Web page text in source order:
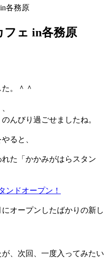
各務原
フェ in各務原
。＾＾
んびり過ごせましたね。
ると、
た「かかみがはらスタン
ンドオープン！
オープンしたばかりの新し
、次回、一度入ってみたい